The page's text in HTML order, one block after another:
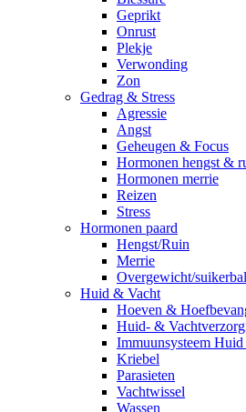
Geprikt
Onrust
Plekje
Verwonding
Zon
Gedrag & Stress
Agressie
Angst
Geheugen & Focus
Hormonen hengst &
Hormonen merrie
Reizen
Stress
Hormonen paard
Hengst/Ruin
Merrie
Overgewicht/
Huid & Vacht
Hoeven &
Huid- &
Immuunsysteem
Kriebel
Parasieten
Vachtwissel
Wassen